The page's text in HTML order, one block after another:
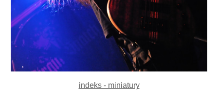
indeks - miniatury